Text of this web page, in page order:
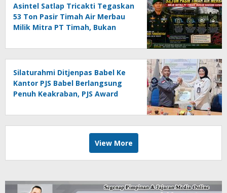
Asintel Satlap Tricakti Tegaskan
53 Ton Pasir Timah Air Merbau
Milik Mitra PT Timah, Bukan
Silaturahmi Ditjenpas Babel Ke
Kantor PJS Babel Berlangsung
Penuh Keakraban, PJS Award
Agustina
View More